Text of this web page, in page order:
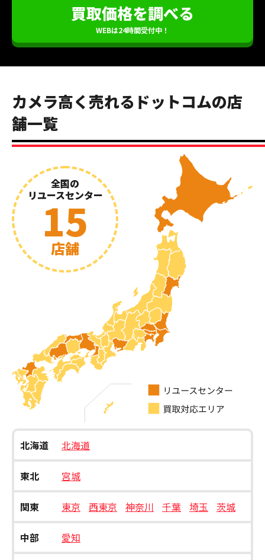
買取価格を調べる
WEBは24時間受付中！
カメラ高く売れるドットコムの店
舗一覧
全国の
リユースセンター
15
店舗
北海道 北海道
東北 宮城
関東 東京 西東京 神奈川 千葉 埼玉 茨城
中部 愛知